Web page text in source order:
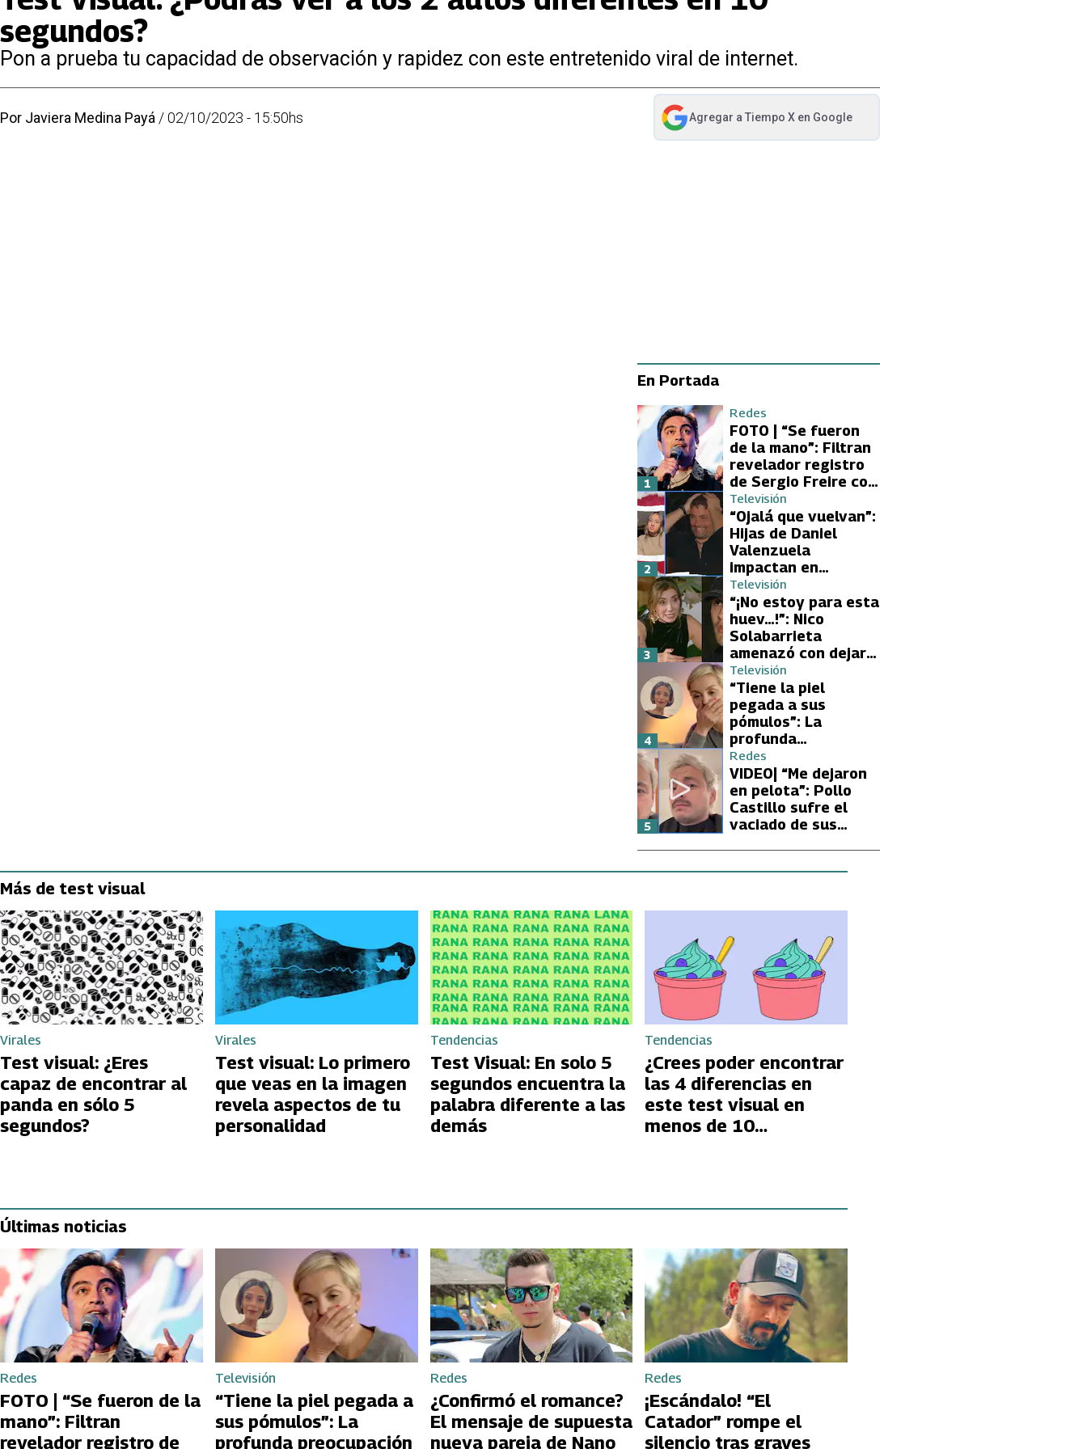
segundos?
Pon a prueba tu capacidad de observación y rapidez con este entretenido viral de internet.
Por Javiera Medina Payá /02/10/2023 - 15:50hs Agregar a Tiempo Xen Google
abre en nueva pestaña
En Portada
Redes
FOTO | “Se fueron
de la mano”: Filtran
revelador registro
de Sergio Freire con
supuesta nueva
conquista
1
Televisión
“Ojalá que vuelvan”:
Hijas de Daniel
Valenzuela
impactan en
Volverías con tu Ex
2 con directa
petición a su papá
sobre Yamila Reyna
2
Televisión
“¡No estoy para esta
huev…!”: Nico
Solabarrieta
amenazó con dejar
Volverías con tu Ex
tras encontrón con
Carmen Gloria
Arroyo
3
Televisión
“Tiene la piel
pegada a sus
pómulos”: La
profunda
preocupación de
Fran García-
Huidobro por la
extrema delgadez
de Kathy Orellana
4
Redes
VIDEO| “Me dejaron
en pelota”: Pollo
Castillo sufre el
vaciado de sus
5
Más de test visual
Virales
Test visual: ¿Eres
capaz de encontrar al
panda en sólo 5
segundos?
Virales
Test visual: Lo primero
que veas en la imagen
revela aspectos de tu
personalidad
Tendencias
Test Visual: En solo 5
segundos encuentra la
palabra diferente a las
demás
Tendencias
¿Crees poder encontrar
las 4 diferencias en
este test visual en
menos de 10
Últimas noticias
Redes
FOTO | “Se fueron de la
mano”: Filtran
revelador registro de
Televisión
“Tiene la piel pegada a
sus pómulos”: La
profunda preocupación
Redes
¿Confirmó el romance?
El mensaje de supuesta
nueva pareja de Nano
Redes
¡Escándalo! “El
Catador” rompe el
silencio tras graves